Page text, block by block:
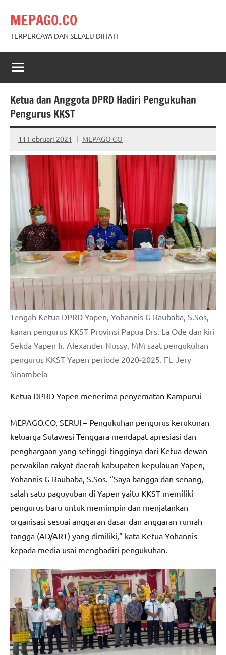
content
MEPAGO.CO
TERPERCAYA DAN SELALU DIHATI
Ketua dan Anggota DPRD Hadiri Pengukuhan
Pengurus KKST
11 Februari 2021 MEPAGO CO
No
comments
Tengah Ketua DPRD Yapen, Yohannis G Raubaba, S.Sos,
kanan pengurus KKST Provinsi Papua Drs. La Ode dan kiri
Sekda Yapen Ir. Alexander Nussy, MM saat pengukuhan
pengurus KKST Yapen periode 2020-2025. Ft. Jery
Sinambela
Ketua DPRD Yapen menerima penyematan Kampurui
MEPAGO.CO, SERUI – Pengukuhan pengurus kerukunan
keluarga Sulawesi Tenggara mendapat apresiasi dan
penghargaan yang setinggi-tingginya dari Ketua dewan
perwakilan rakyat daerah kabupaten kepulauan Yapen,
Yohannis G Raubaba, S.Sos. “Saya bangga dan senang,
salah satu paguyuban di Yapen yaitu KKST memiliki
pengurus baru untuk memimpin dan menjalankan
organisasi sesuai anggaran dasar dan anggaran rumah
tangga (AD/ART) yang dimiliki,” kata Ketua Yohannis
kepada media usai menghadiri pengukuhan.